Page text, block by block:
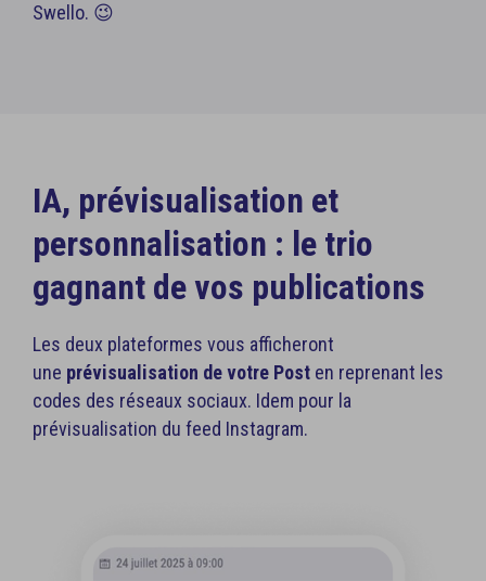
Swello. 😉
IA, prévisualisation et
personnalisation : le trio
gagnant de vos publications
Les deux plateformes vous afficheront
une prévisualisation de votre Post en reprenant les
codes des réseaux sociaux. Idem pour la
prévisualisation du feed Instagram.